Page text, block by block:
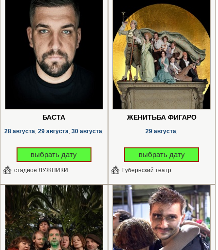
БАСТА
28 августа 29 августа 30 августа
выбрать дату
стадион ЛУЖНИКИ
ЖЕНИТЬБА ФИГАРО
29 августа
выбрать дату
Губернский театр